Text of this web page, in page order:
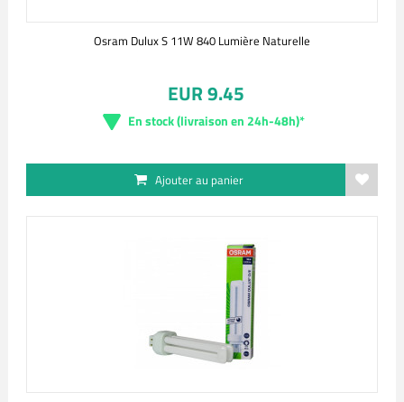
Osram Dulux S 11W 840 Lumière Naturelle
EUR 9.45
En stock (livraison en 24h-48h)*
Ajouter au panier